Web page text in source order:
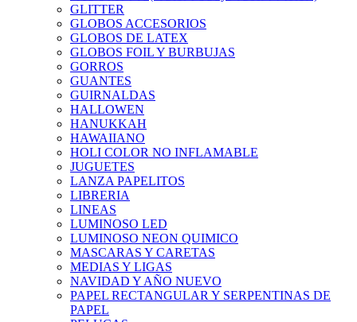
GLITTER
GLOBOS ACCESORIOS
GLOBOS DE LATEX
GLOBOS FOIL Y BURBUJAS
GORROS
GUANTES
GUIRNALDAS
HALLOWEN
HANUKKAH
HAWAIIANO
HOLI COLOR NO INFLAMABLE
JUGUETES
LANZA PAPELITOS
LIBRERIA
LINEAS
LUMINOSO LED
LUMINOSO NEON QUIMICO
MASCARAS Y CARETAS
MEDIAS Y LIGAS
NAVIDAD Y AÑO NUEVO
PAPEL RECTANGULAR Y SERPENTINAS DE
PAPEL